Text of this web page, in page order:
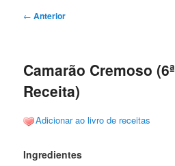
Navegação
← Anterior
Camarão Cremoso (6ª
Receita)
Adicionar ao livro de receitas
Ingredientes